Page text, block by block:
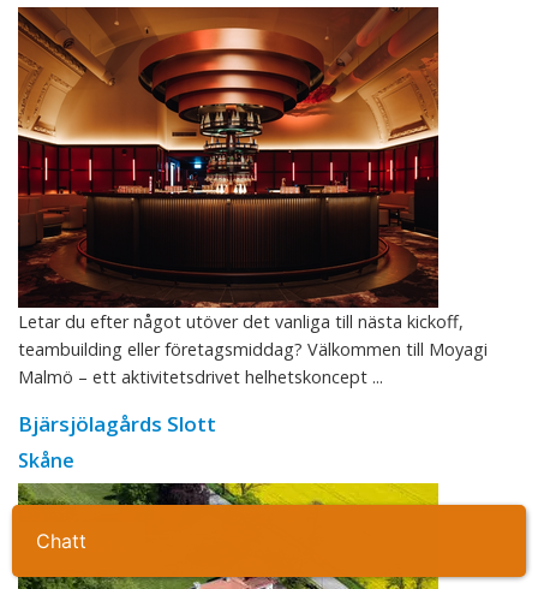
Ta kontakt
Letar du efter något utöver det vanliga till nästa kickoff,
teambuilding eller företagsmiddag? Välkommen till Moyagi
Malmö – ett aktivitetsdrivet helhetskoncept ...
Bjärsjölagårds Slott
Skåne